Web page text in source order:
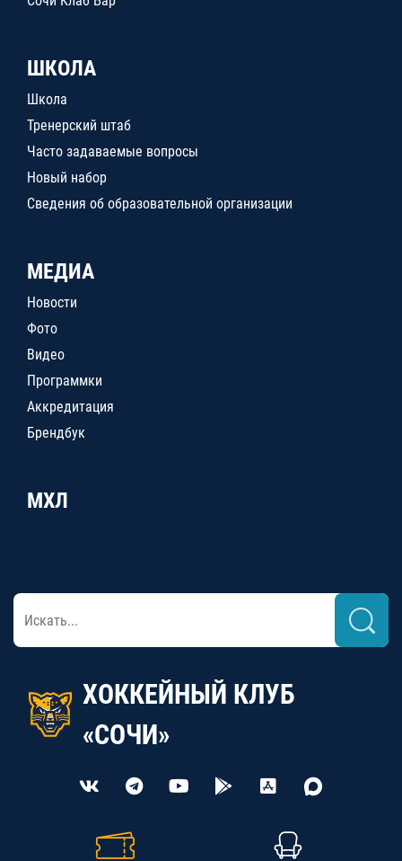
ШКОЛА
Школа
Тренерский штаб
Часто задаваемые вопросы
Новый набор
Сведения об образовательной организации
МЕДИА
Новости
Фото
Видео
Программки
Аккредитация
Брендбук
МХЛ
ХОККЕЙНЫЙ КЛУБ
«СОЧИ»